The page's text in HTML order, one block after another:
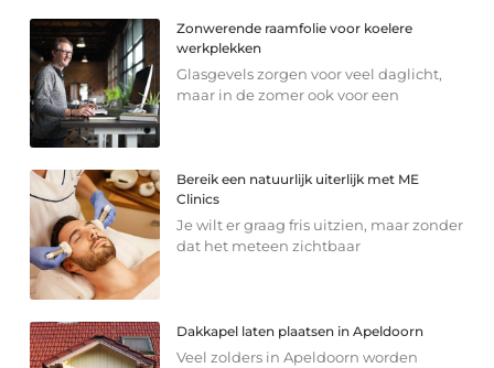
Zonwerende raamfolie voor koelere
werkplekken
Glasgevels zorgen voor veel daglicht,
maar in de zomer ook voor een
Bereik een natuurlijk uiterlijk met ME
Clinics
Je wilt er graag fris uitzien, maar zonder
dat het meteen zichtbaar
Dakkapel laten plaatsen in Apeldoorn
Veel zolders in Apeldoorn worden